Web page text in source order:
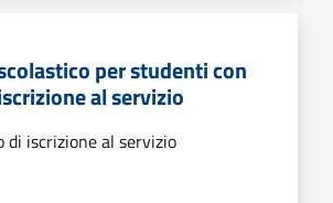
per studenti con
al servizio
di iscrizione al servizio